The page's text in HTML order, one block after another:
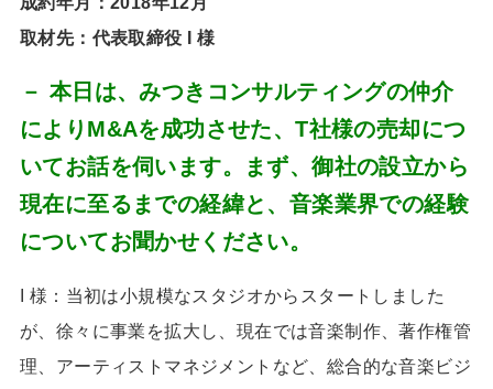
取材先：代表取締役 I 様
－ 本日は、みつきコンサルティングの仲介
によりM&Aを成功させた、T社様の売却につ
いてお話を伺います。まず、御社の設立から
現在に至るまでの経緯と、音楽業界での経験
についてお聞かせください。
I 様：当初は小規模なスタジオからスタートしました
が、徐々に事業を拡大し、現在では音楽制作、著作権管
理、アーティストマネジメントなど、総合的な音楽ビジ